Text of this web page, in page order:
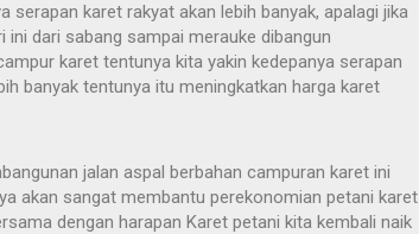
serapan karet rakyat akan lebih banyak, apalagi jika
ini dari sabang sampai merauke dibangun
karet tentunya kita yakin kedepanya serapan
banyak tentunya itu meningkatkan harga karet
jalan aspal berbahan campuran karet ini
akan sangat membantu perekonomian petani karet
dengan harapan Karet petani kita kembali naik